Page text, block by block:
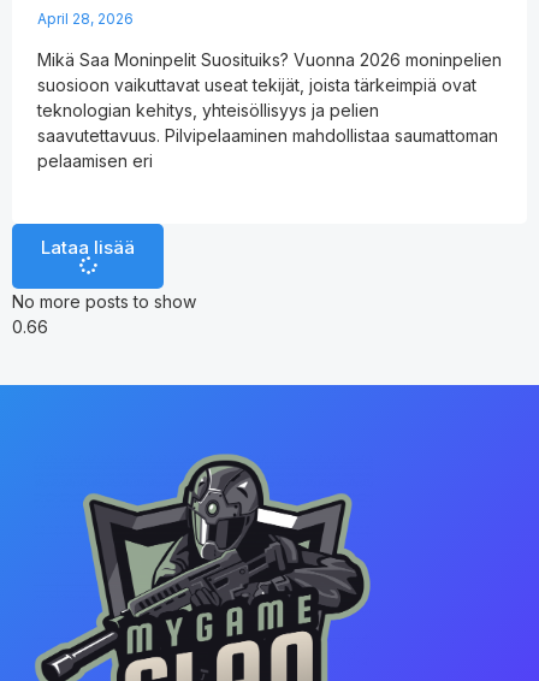
April 28, 2026
Mikä Saa Moninpelit Suosituiks? Vuonna 2026 moninpelien
suosioon vaikuttavat useat tekijät, joista tärkeimpiä ovat
teknologian kehitys, yhteisöllisyys ja pelien
saavutettavuus. Pilvipelaaminen mahdollistaa saumattoman
pelaamisen eri
Lataa lisää
No more posts to show